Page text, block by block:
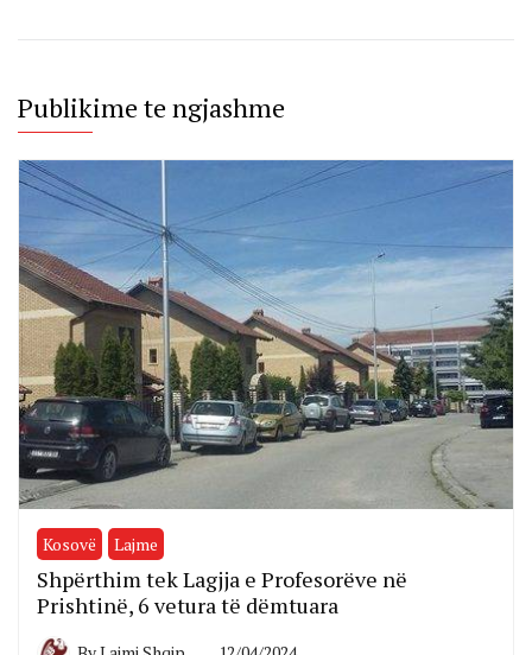
Publikime te ngjashme
Kosovë Lajme
Shpërthim tek Lagjja e Profesorëve në
Prishtinë, 6 vetura të dëmtuara